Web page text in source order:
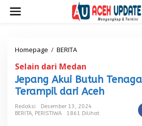
Homepage / BERITA
p
a
n
g
A
k
Selain dari Medan
Jepang Akui Butuh
Terampil dari Aceh
Redaksi
Desember 13, 2024
BERITA, PERISTIWA 1861 Dilihat